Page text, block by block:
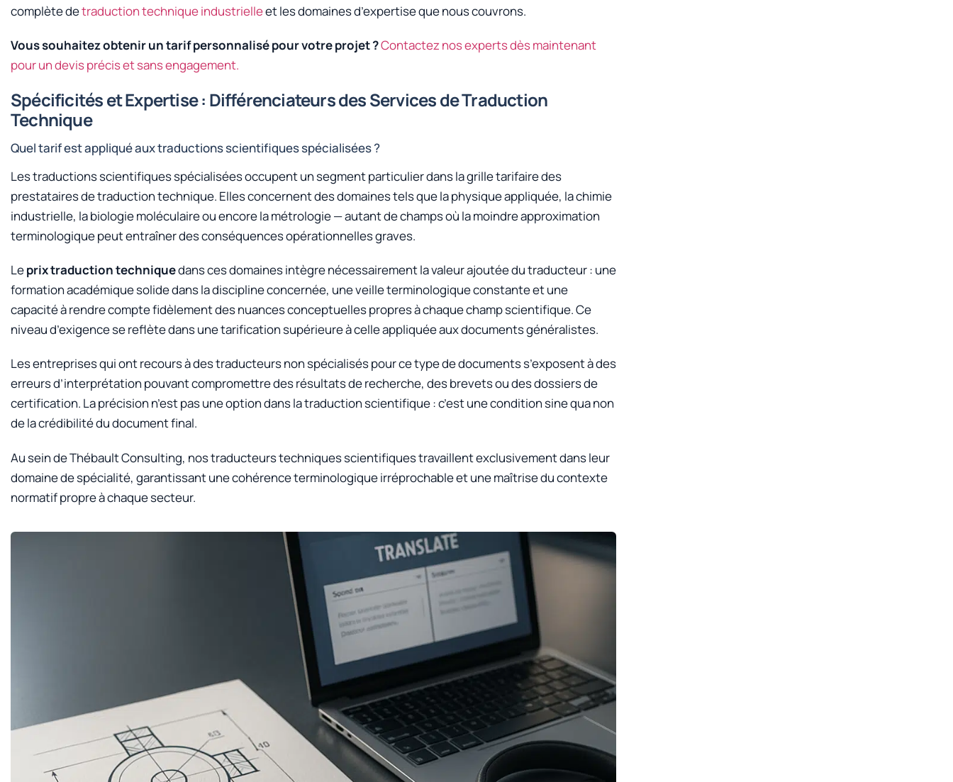
complète detraduction technique industrielleet les domaines d’expertise que nous couvrons.
Vous souhaitez obtenir un tarif personnalisé pour votre projet ?Contactez nos experts dès maintenant
pour un devis précis et sans engagement.
Spécificités et Expertise : Différenciateurs des Services de Traduction
Technique
Quel tarif est appliqué aux traductions scientifiques spécialisées ?
Les traductions scientifiques spécialisées occupent un segment particulier dans la grille tarifaire des
prestataires de traduction technique. Elles concernent des domaines tels que la physique appliquée, la chimie
industrielle, la biologie moléculaire ou encore la métrologie — autant de champs où la moindre approximation
terminologique peut entraîner des conséquences opérationnelles graves.
Leprix traduction techniquedans ces domaines intègre nécessairement la valeur ajoutée du traducteur : une
formation académique solide dans la discipline concernée, une veille terminologique constante et une
capacité à rendre compte fidèlement des nuances conceptuelles propres à chaque champ scientifique. Ce
niveau d’exigence se reflète dans une tarification supérieure à celle appliquée aux documents généralistes.
Les entreprises qui ont recours à des traducteurs non spécialisés pour ce type de documents s’exposent à des
erreurs d’interprétation pouvant compromettre des résultats de recherche, des brevets ou des dossiers de
certification. La précision n’est pas une option dans la traduction scientifique : c’est une condition sine qua non
de la crédibilité du document final.
Au sein de Thébault Consulting, nos traducteurs techniques scientifiques travaillent exclusivement dans leur
domaine de spécialité, garantissant une cohérence terminologique irréprochable et une maîtrise du contexte
normatif propre à chaque secteur.